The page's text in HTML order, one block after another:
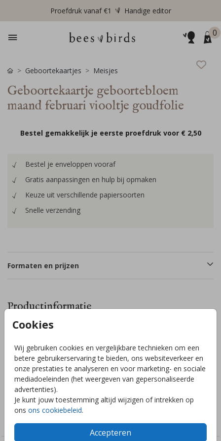
Proefdruk vanaf €1 Handige editor
0
Cookies
Wij gebruiken cookies en vergelijkbare technieken om een
betere gebruikerservaring te bieden, ons websiteverkeer en
onze prestaties te analyseren en voor marketing- en sociale
mediadoeleinden (het weergeven van gepersonaliseerde
advertenties).
Je kunt jouw toestemming altijd wijzigen of intrekken op
ons ons cookiebeleid.
Accepteren
Geboortekaartjes Meisjes
Geboortekaartje geboortebloem
maand februari viooltje goudfolie
Bestel gemakkelijk je eerste proefdruk voor € 2,50
Bestel je enveloppen vooraf
Gratis aanpassingen en hulp bij opmaken
Keuze uit verschillende papiersoorten
Snelle verzending
Formaten en prijzen
Productinformatie
Geboortekaartje met een aquarel geboortebloem - maand
februari, het viooltje en een lijntekening van een viooltje
eroverheen in goudfolie. Hulp of advies nodig? Wij helpen je
graag!
Collectie
Meisjes